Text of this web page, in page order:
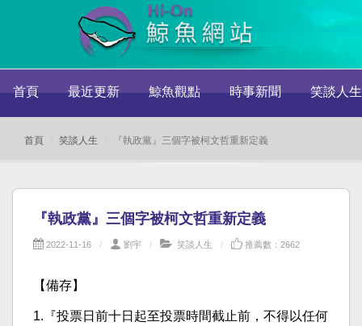
首頁 最近更新 鯨魚觀點 時事新聞 笑談人生
首頁 笑談人生 『執政黨』三個字被柯文哲重新定義
『執政黨』三個字被柯文哲重新定義
2022-11-16 劉宇 笑談人生 推薦數：2662
【備存】
1.『投票日前十日起至投票時間截止前，不得以任何